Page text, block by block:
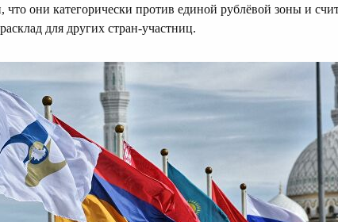
что они категорически против единой рублёвой зоны и
для других стран-участниц.